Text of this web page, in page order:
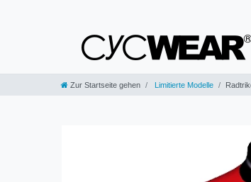
Zur Startseite gehen Limitierte Modelle